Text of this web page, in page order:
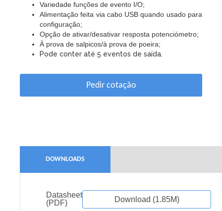
Variedade funções de evento I/O;
Alimentação feita via cabo USB quando usado para
configuração;
Opção de ativar/desativar resposta potenciómetro;
À prova de salpicos/à prova de poeira;
Pode conter até 5 eventos de saída.
Pedir cotação
DOWNLOADS
Datasheet
(PDF)
Download (1.85M)